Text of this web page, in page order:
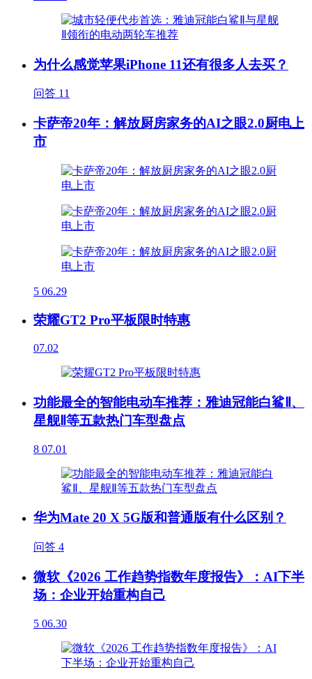
为什么感觉苹果iPhone 11还有很多人去买？
问答 11
卡萨帝20年：解放厨房家务的AI之眼2.0厨电上
市
5 06.29
荣耀GT2 Pro平板限时特惠
07.02
功能最全的智能电动车推荐：雅迪冠能白鲨Ⅱ、
星舰Ⅱ等五款热门车型盘点
8 07.01
华为Mate 20 X 5G版和普通版有什么区别？
问答 4
微软《2026 工作趋势指数年度报告》：AI下半
场：企业开始重构自己
5 06.30